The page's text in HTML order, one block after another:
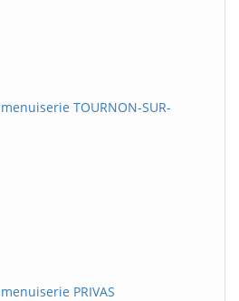
TOURNON-SUR-
PRIVAS